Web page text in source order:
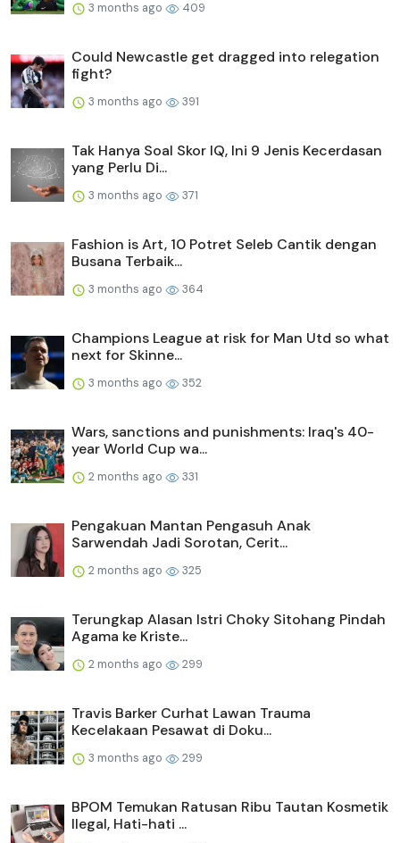
3 months ago 409
Could Newcastle get dragged into relegation
fight?
3 months ago 391
Tak Hanya Soal Skor IQ, Ini 9 Jenis Kecerdasan
yang Perlu Di...
3 months ago 371
Fashion is Art, 10 Potret Seleb Cantik dengan
Busana Terbaik...
3 months ago 364
Champions League at risk for Man Utd so what
next for Skinne...
3 months ago 352
Wars, sanctions and punishments: Iraq's 40-
year World Cup wa...
2 months ago 331
Pengakuan Mantan Pengasuh Anak
Sarwendah Jadi Sorotan, Cerit...
2 months ago 325
Terungkap Alasan Istri Choky Sitohang Pindah
Agama ke Kriste...
2 months ago 299
Travis Barker Curhat Lawan Trauma
Kecelakaan Pesawat di Doku...
3 months ago 299
BPOM Temukan Ratusan Ribu Tautan Kosmetik
Ilegal, Hati-hati ...